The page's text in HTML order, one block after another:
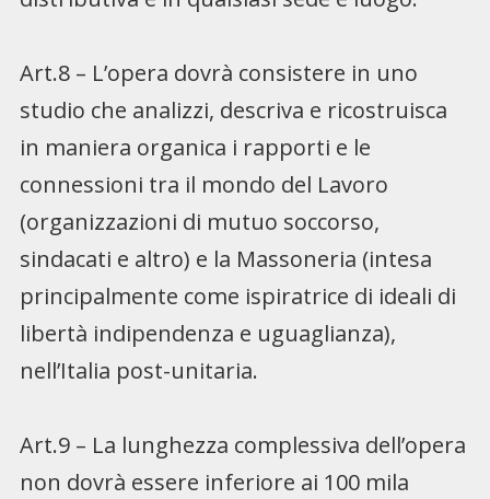
Art.8 – L’opera dovrà consistere in uno
studio che analizzi, descriva e ricostruisca
in maniera organica i rapporti e le
connessioni tra il mondo del Lavoro
(organizzazioni di mutuo soccorso,
sindacati e altro) e la Massoneria (intesa
principalmente come ispiratrice di ideali di
libertà indipendenza e uguaglianza),
nell’Italia post-unitaria.
Art.9 – La lunghezza complessiva dell’opera
non dovrà essere inferiore ai 100 mila